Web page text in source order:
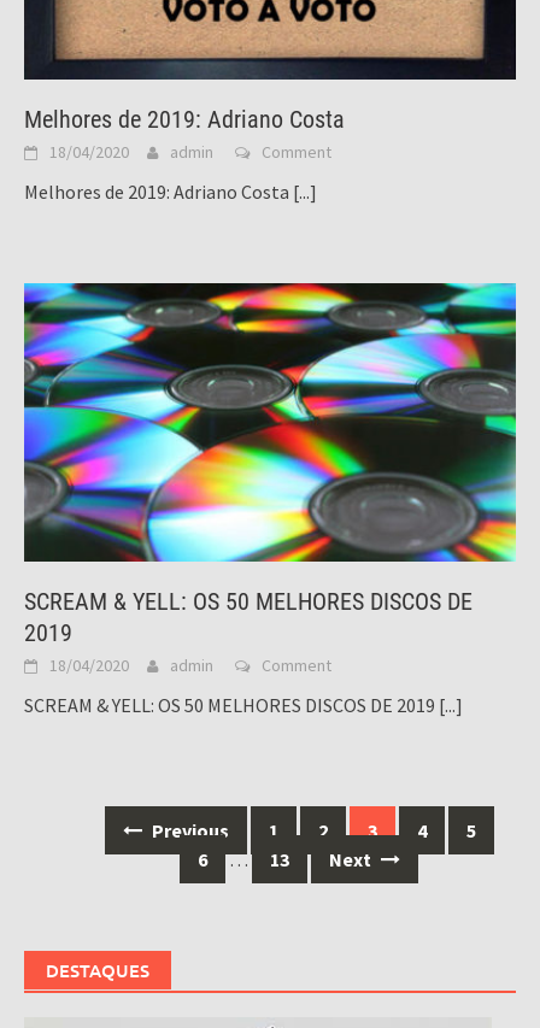
Melhores de 2019: Adriano Costa
18/04/2020 admin Comment
Melhores de 2019: Adriano Costa [...]
SCREAM & YELL: OS 50 MELHORES DISCOS DE
2019
18/04/2020 admin Comment
SCREAM & YELL: OS 50 MELHORES DISCOS DE 2019 [...]
navigation
Previous 1 2 3 4
5
6
… 13 Next
DESTAQUES